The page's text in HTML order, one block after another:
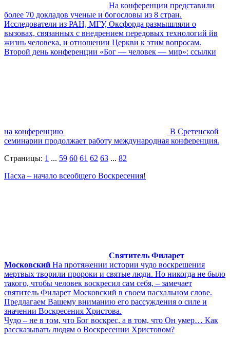
На конференции представили
более 70 докладов ученые и богословы из 8 стран.
Исследователи из РАН, МГУ, Оксфорда размышляли о
вызовах, связанных с внедрением передовых технологий йв
жизнь человека, и отношении Церкви к этим вопросам.
Второй день конференции «Бог — человек — мир»: ссылки
на конференцию
В Сретенской
семинарии продолжает работу международная конференция.
Страницы: 1 ... 59 60 61 62 63 ... 82
Пасха – начало всеобщего Воскресения!
Святитель Филарет
Московский На протяжении истории чудо воскрешения
мертвых творили пророки и святые люди. Но никогда не было
такого, чтобы человек воскресил сам себя, – замечает
святитель Филарет Московский в своем пасхальном слове.
Предлагаем Вашему вниманию его рассуждения о силе и
значении Воскресения Христова.
Чудо – не в том, что Бог воскрес, а в том, что Он умер… Как
рассказывать людям о Воскресении Христовом?